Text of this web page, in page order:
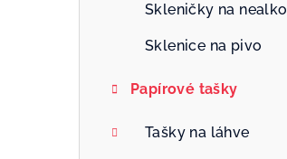
Skleničky na nealko
Sklenice na pivo
Papírové tašky
Tašky na láhve